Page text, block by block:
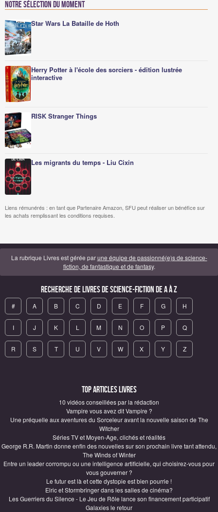
Notre sélection du moment
Star Wars La Bataille de Hoth
Herry Potter à l'école des sorciers - édition lustrée
interactive
RISK Stranger Things
Les migrants du temps - Liu Cixin
Liens rémunérés : en tant que Partenaire Amazon, SFU peut réaliser un bénéfice sur
les achats remplissant les conditions requises.
La rubrique Livres est gérée parune équipe de passionné(e)s de science-
fiction, de fantastique et de fantasy.
Recherche de Livres de science-fiction de A à Z
# A B C D E F G H
I J K L M N O P Q
R S T U V W X Y Z
Top articles Livres
10 vidéos conseillées par la rédaction
Vampire vous avez dit Vampire ?
Une préquelle aux aventures du Sorceleur avant la nouvelle saison de The
Witcher
Séries TV et Moyen-Age, clichés et réalités
George R.R. Martin donne enfin des nouvelles sur son prochain livre tant attendu,
The Winds of Winter
Entre un leader corrompu ou une intelligence artificielle, qui choisirez-vous pour
vous gouverner ?
Le futur est là et cette dystopie est bien pourrie !
Elric et Stormbringer dans les salles de cinéma?
Les Guerriers du Silence - Le Jeu de Rôle lance son financement participatif
Galaxies le retour